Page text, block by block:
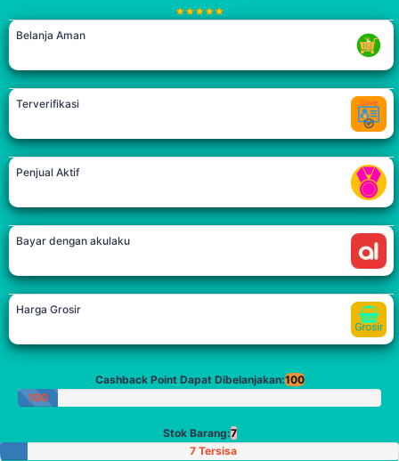
Belanja Aman
Terverifikasi
Penjual Aktif
Bayar dengan akulaku
Harga Grosir
Cashback Point Dapat Dibelanjakan:100
100
Stok Barang:7
7 Tersisa